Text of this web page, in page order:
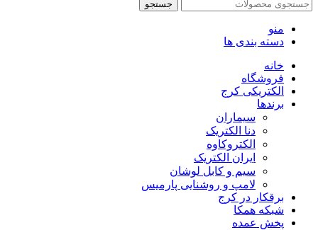
جستجو
منو
دسته بندی ها
خانه
فروشگاه
الکتریکی کرج
برندها
سیماران
دنا الکتریک
الکتروکاوه
ایران الکتریک
سیم و کابل لوشان
لامپ و روشنایی پارمیس
برقکار در کرج
شبکه همکا
پخش عمده